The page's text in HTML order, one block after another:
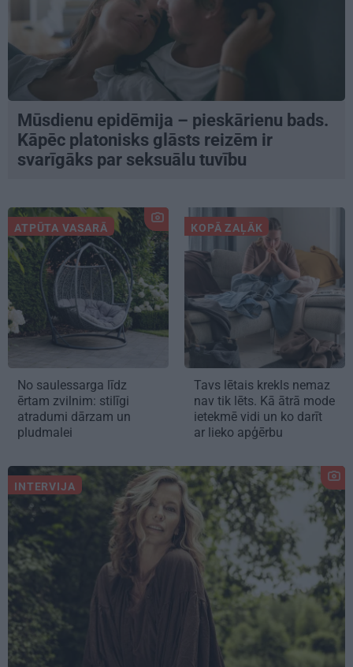
Mūsdienu epidēmija – pieskārienu bads.
Kāpēc platonisks glāsts reizēm ir
svarīgāks par seksuālu tuvību
ATPŪTA VASARĀ
No saulessarga līdz
ērtam zvilnim: stilīgi
atradumi dārzam un
pludmalei
KOPĀ ZAĻĀK
Tavs lētais krekls nemaz
nav tik lēts. Kā ātrā mode
ietekmē vidi un ko darīt
ar lieko apģērbu
INTERVIJA